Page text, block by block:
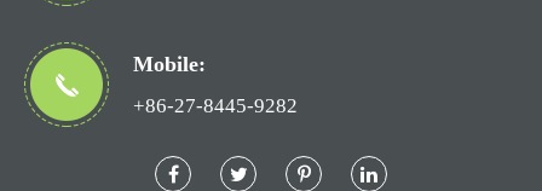
Mobile:
+86-27-8445-9282